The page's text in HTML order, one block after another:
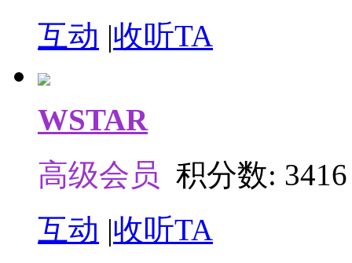
互动 |收听TA
WSTAR
高级会员 积分数: 3416
互动 |收听TA